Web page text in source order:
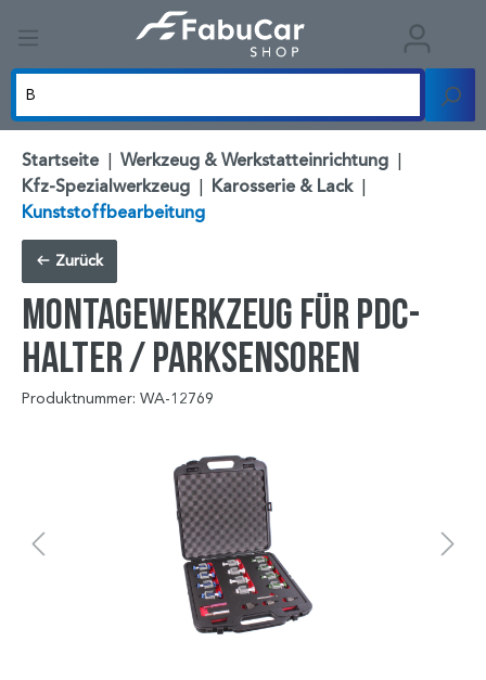
Startseite | Werkzeug & Werkstatteinrichtung |
Kfz-Spezialwerkzeug | Karosserie & Lack |
Kunststoffbearbeitung
Zurück
Montagewerkzeug für PDC-
Halter / Parksensoren
Produktnummer: WA-12769